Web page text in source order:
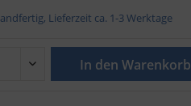
Lieferzeit ca. 1-3 Werktage
In den Warenkorb